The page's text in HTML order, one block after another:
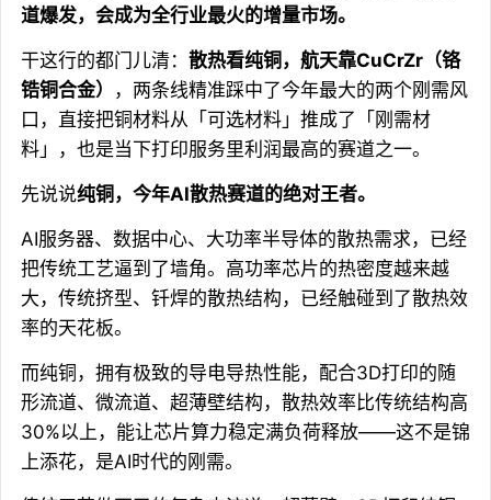
道爆发，会成为全行业最火的增量市场。
干这行的都门儿清： 散热看纯铜，航天靠CuCrZr（铬
锆铜合金）
，两条线精准踩中了今年最大的两个刚需风
口，直接把铜材料从「可选材料」推成了「刚需材
料」，也是当下打印服务里利润最高的赛道之一。
先说说纯铜，今年AI散热赛道的绝对王者。
AI服务器、数据中心、大功率半导体的散热需求，已经
把传统工艺逼到了墙角。高功率芯片的热密度越来越
大，传统挤型、钎焊的散热结构，已经触碰到了散热效
率的天花板。
而纯铜，拥有极致的导电导热性能，配合3D打印的随
形流道、微流道、超薄壁结构，散热效率比传统结构高
30%以上，能让芯片算力稳定满负荷释放——这不是锦
上添花，是AI时代的刚需。